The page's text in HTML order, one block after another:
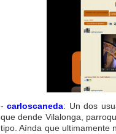
-carloscaneda: Un dos
que dende Vilalonga ,
tipo. Aínda que ultimamente